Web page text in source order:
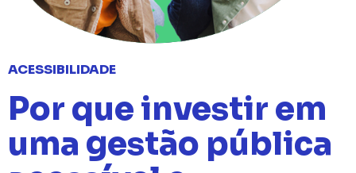
ACESSIBILIDADE
Por que investir em
uma gestão pública